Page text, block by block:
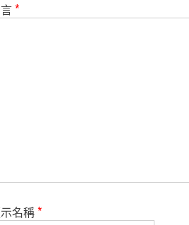
*
名稱*